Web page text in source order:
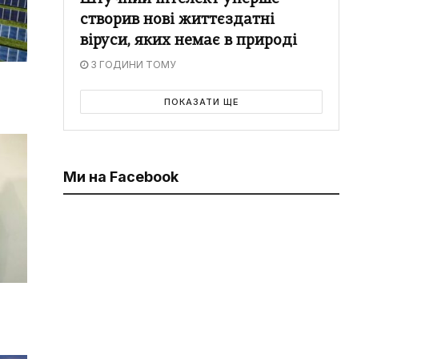
створив нові життєздатні
віруси, яких немає в природі
3 ГОДИНИ ТОМУ
ПОКАЗАТИ ЩЕ
Ми на Facebook